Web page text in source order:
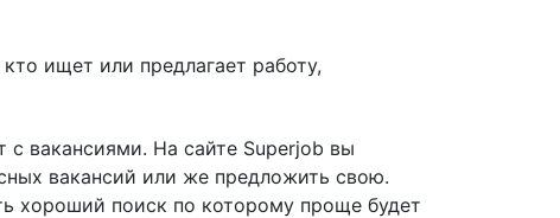
ищет или предлагает работу,
с вакансиями. На сайте Superjob вы
вакансий или же предложить свою.
хороший поиск по которому проще будет